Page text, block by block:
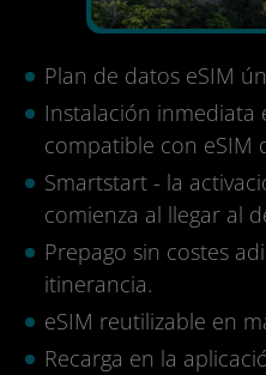
Plan de datos eSIM
Instalación inmediata
compatible con eSIM
Smartstart - la
comienza al llegar al
Prepago sin costes
itinerancia.
eSIM reutilizable en
Recarga en la